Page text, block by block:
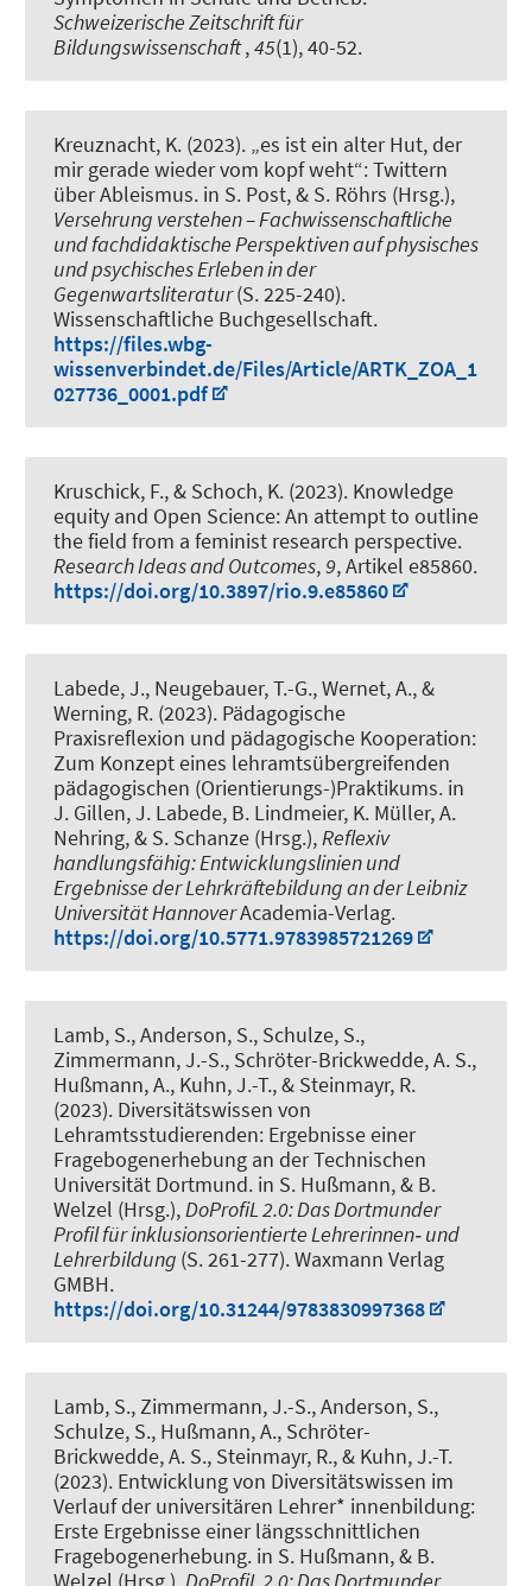
Schweizerische Zeitschrift für
Bildungswissenschaft,45(1), 40-52.
Kreuznacht, K. (2023). „es ist ein alter Hut, der
mir gerade wieder vom kopf weht“: Twittern
über Ableismus. in S. Post, & S. Röhrs (Hrsg.),
Versehrung verstehen – Fachwissenschaftliche
und fachdidaktische Perspektiven auf physisches
und psychisches Erleben in der
Gegenwartsliteratur(S. 225-240).
Wissenschaftliche Buchgesellschaft.
https://files.wbg-
wissenverbindet.de/Files/Article/ARTK_ZOA_1
027736_0001.pdf
Kruschick, F., & Schoch, K. (2023). Knowledge
equity and Open Science: An attempt to outline
the field from a feminist research perspective.
Research Ideas and Outcomes,9, Artikel e85860.
https://doi.org/10.3897/rio.9.e85860
Labede, J., Neugebauer, T.-G., Wernet, A., &
Werning, R. (2023). Pädagogische
Praxisreflexion und pädagogische Kooperation:
Zum Konzept eines lehramtsübergreifenden
pädagogischen (Orientierungs-)Praktikums. in
J. Gillen, J. Labede, B. Lindmeier, K. Müller, A.
Nehring, & S. Schanze (Hrsg.),Reflexiv
handlungsfähig: Entwicklungslinien und
Ergebnisse der Lehrkräftebildung an der Leibniz
Universität HannoverAcademia-Verlag.
https://doi.org/10.5771.9783985721269
Lamb, S., Anderson, S., Schulze, S.,
Zimmermann, J.-S., Schröter-Brickwedde, A. S.,
Hußmann, A., Kuhn, J.-T., & Steinmayr, R.
(2023). Diversitätswissen von
Lehramtsstudierenden: Ergebnisse einer
Fragebogenerhebung an der Technischen
Universität Dortmund. in S. Hußmann, & B.
Welzel (Hrsg.),DoProfiL 2.0: Das Dortmunder
Profil für inklusionsorientierte Lehrerinnen‐ und
Lehrerbildung (S. 261-277). Waxmann Verlag
GMBH.
https://doi.org/10.31244/9783830997368
Lamb, S., Zimmermann, J.-S., Anderson, S.,
Schulze, S., Hußmann, A., Schröter-
Brickwedde, A. S., Steinmayr, R., & Kuhn, J.-T.
(2023). Entwicklung von Diversitätswissen im
Verlauf der universitären Lehrer* innenbildung:
Erste Ergebnisse einer längsschnittlichen
Fragebogenerhebung. in S. Hußmann, & B.